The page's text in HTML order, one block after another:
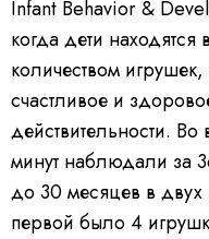
Infant Behavior &
когда дети
количеством
счастливое и
действительности. Во
минут наблюдали за
до 30 месяцев в двух
первой было 4